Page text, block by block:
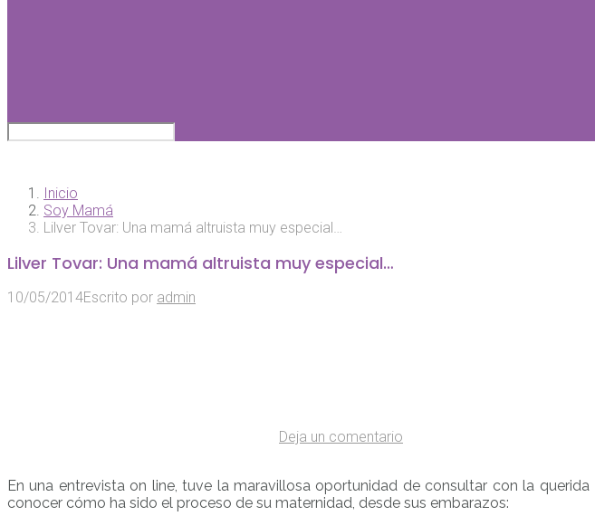
Inicio
Soy Mamá
Lilver Tovar: Una mamá altruista muy especial…
Lilver Tovar: Una mamá altruista muy especial…
10/05/2014Escrito por admin
Deja un comentario
En una entrevista on line, tuve la maravillosa oportunidad de consultar con la querida
conocer cómo ha sido el proceso de su maternidad, desde sus embarazos: